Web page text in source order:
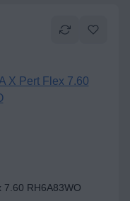
7.60 RH6A83WO